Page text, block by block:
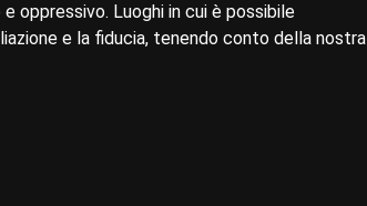
oppressivo. Luoghi in cui è possibile
e la fiducia, tenendo conto della nostra